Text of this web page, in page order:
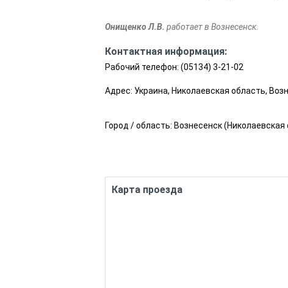
Онищенко Л.В. работает в Вознесенск.
Контактная информация:
Рабочий телефон: (05134) 3-21-02
Адрес: Украина, Николаевская область,
Город / область: Вознесенск(Николаевская
Карта проезда